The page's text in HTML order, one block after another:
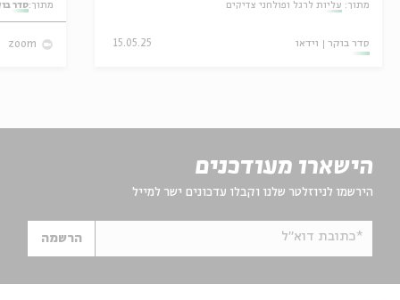
מתוך: עליות לרגל ופולחני צדיקים
סדר בוקר וידאו 15.05.25
מתוך:סדר
zoom
הישארו מעודכנים
הירשמו לניוזלטר שלנו וקבלו עדכונים ישר למייל
*כתובת דוא"ל הרשמה